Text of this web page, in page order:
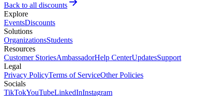
Back to all discounts
Explore
EventsDiscounts
Solutions
OrganizationsStudents
Resources
Customer StoriesAmbassadorHelp CenterUpdatesSupport
Legal
Privacy PolicyTerms of ServiceOther Policies
Socials
TikTokYouTubeLinkedInInstagram